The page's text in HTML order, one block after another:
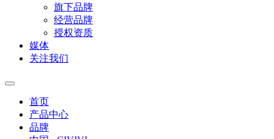
旗下品牌
经营品牌
授权资质
媒体
关注我们
首页
产品中心
品牌